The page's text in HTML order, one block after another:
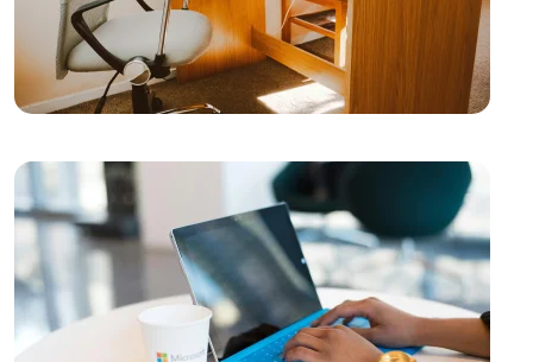
İnternet Varlığı Oluşturmanın Yolları
Freelancer Web Sitesi Tasarımı: Profesyonel
Çözümler Alesta Medya'dan!
Dünyada Öne Çıkarın!
Sağlık Sigortası Acentesi Web Sitesi Tasarımı:
Profesyonel Çözümlerle Öne Çıkın!
Ruhsal Danışman Web Sitesi Tasarımı: İhtiyacınız Olan
Profesyonel Dokunuşlar